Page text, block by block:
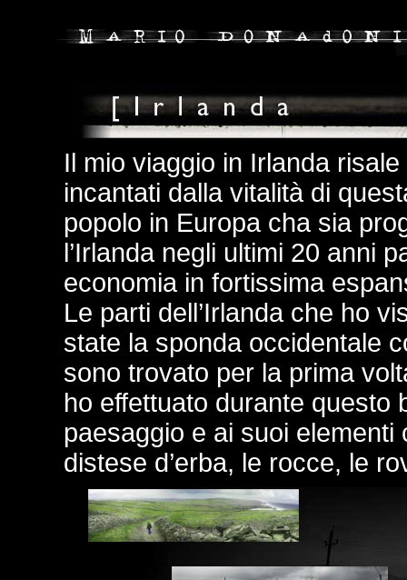
Il mio viaggio in Irlanda
incantati dalla vitalità di
popolo in Europa cha sia
l’Irlanda negli ultimi 20 anni
economia in fortissima
Le parti dell’Irlanda che ho
state la sponda occidentale
sono trovato per la prima
ho effettuato durante questo
paesaggio e ai suoi
distese d’erba, le rocce, le